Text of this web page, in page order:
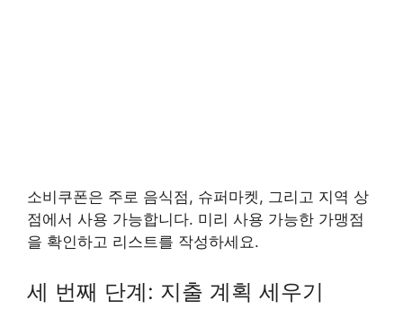
소비쿠폰은 주로 음식점, 슈퍼마켓, 그리고 지역 상
점에서 사용 가능합니다. 미리 사용 가능한 가맹점
을 확인하고 리스트를 작성하세요.
세 번째 단계: 지출 계획 세우기